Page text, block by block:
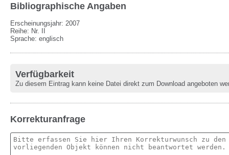
Bibliographische Angaben
Erscheinungsjahr: 2007
Reihe: Nr. II
Sprache: englisch
Verfügbarkeit
Zu diesem Eintrag kann keine Datei direkt zum Download angeboten
Korrekturanfrage